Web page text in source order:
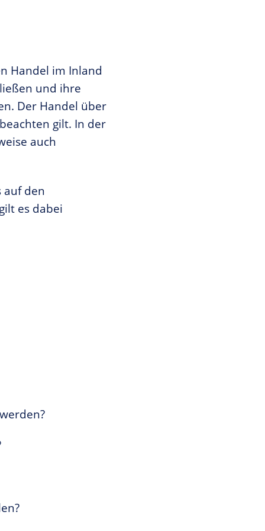
Handel im Inland
und ihre
Der Handel über
gilt. In der
auch
auf den
es dabei